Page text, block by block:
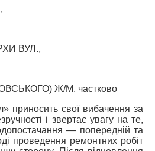
ВУЛ.,
Ж/М, частково
приносить свої вибачення за
і звертає увагу на те,
— попередній та
проведення ремонтних робіт